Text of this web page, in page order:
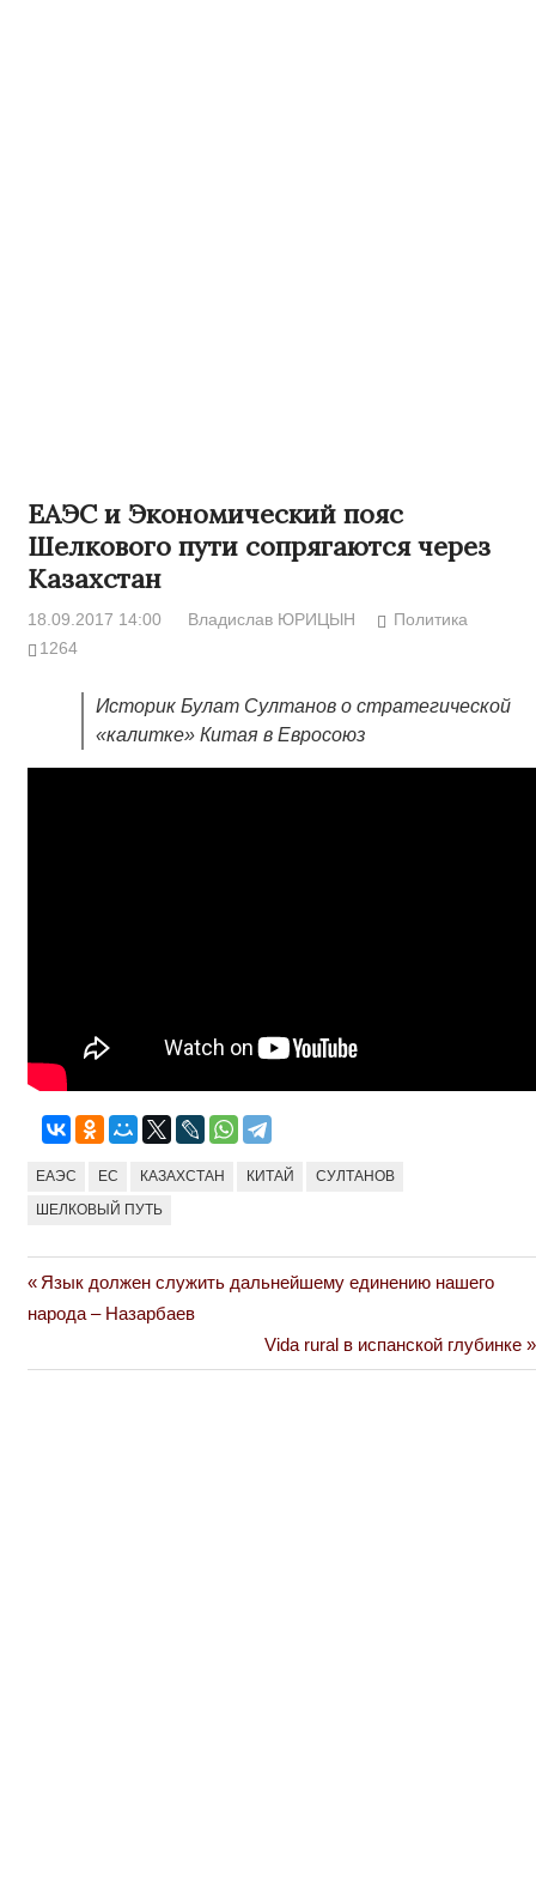
ЕАЭС и Экономический пояс
Шелкового пути сопрягаются через
Казахстан
18.09.2017 14:00 Владислав ЮРИЦЫН
Политика
1264
Историк Булат Султанов о стратегической
«калитке» Китая в Евросоюз
ЕАЭС ЕС КАЗАХСТАН КИТАЙ СУЛТАНОВ
ШЕЛКОВЫЙ ПУТЬ
Навигация
Previous
Post:
Язык должен служить дальнейшему единению нашего
народа – Назарбаев
Next
Post:
Vida rural в испанской глубинке